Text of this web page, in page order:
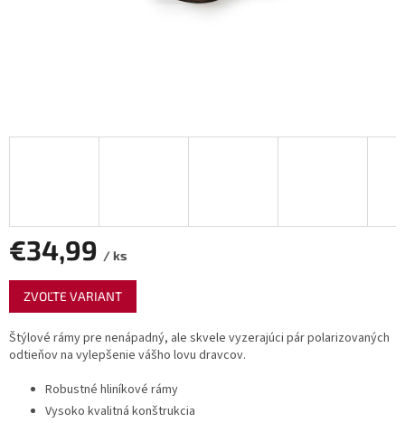
€34,99 / ks
Jednotková
cena:
ZVOĽTE VARIANT
Štýlové rámy pre nenápadný, ale skvele vyzerajúci pár polarizovaných
odtieňov na vylepšenie vášho lovu dravcov.
Robustné hliníkové rámy
Vysoko kvalitná konštrukcia